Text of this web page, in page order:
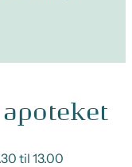
til 13.00